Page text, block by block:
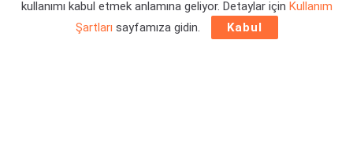
kullanımı kabul etmek anlamına geliyor. Detaylar için Kullanım
Şartları sayfamıza gidin. Kabul